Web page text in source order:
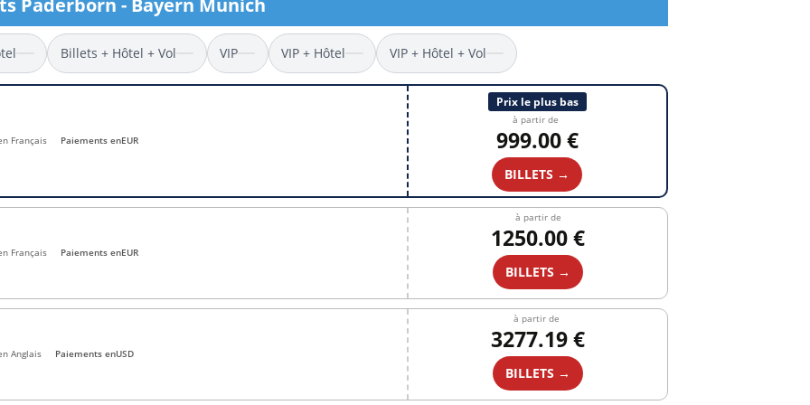
Billets Coupe d’Asie 2027
Billets Euro 2028
Billets Copa América
Billets + Hôtel + Vol VIP VIP + Hôtel VIP + Hôtel + Vol
Français Paiements enEUR
Prix le plus bas
à partir de
999.00 €
BILLETS →
Français Paiements enEUR
à partir de
1250.00 €
BILLETS →
Anglais Paiements enUSD
à partir de
3277.19 €
BILLETS →